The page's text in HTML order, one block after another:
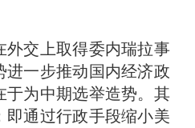
外交上取得委内瑞拉事
进一步推动国内经济政
于为中期选举造势。其
即通过行政手段缩小美